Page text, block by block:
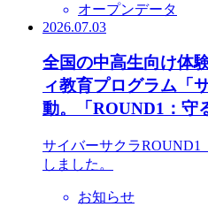
オープンデータ
2026.07.03
全国の中高生向け体
ィ教育プログラム「
動。「ROUND1：守
サイバーサクラROUND1
しました。
お知らせ